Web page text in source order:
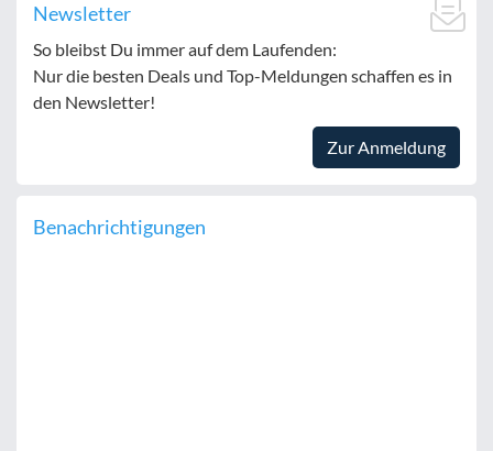
Newsletter
So bleibst Du immer auf dem Laufenden:
Nur die besten Deals und Top-Meldungen schaffen es in
den Newsletter!
Zur Anmeldung
Benachrichtigungen